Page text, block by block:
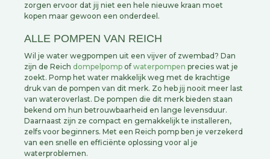
zorgen ervoor dat jij niet een hele nieuwe kraan moet
kopen maar gewoon een onderdeel.
ALLE POMPEN VAN REICH
Wil je water wegpompen uit een vijver of zwembad? Dan
zijn de Reich dompelpomp of waterpompen precies wat je
zoekt. Pomp het water makkelijk weg met de krachtige
druk van de pompen van dit merk. Zo heb jij nooit meer last
van wateroverlast. De pompen die dit merk bieden staan
bekend om hun betrouwbaarheid en lange levensduur.
Daarnaast zijn ze compact en gemakkelijk te installeren,
zelfs voor beginners. Met een Reich pomp ben je verzekerd
van een snelle en efficiënte oplossing voor al je
waterproblemen.